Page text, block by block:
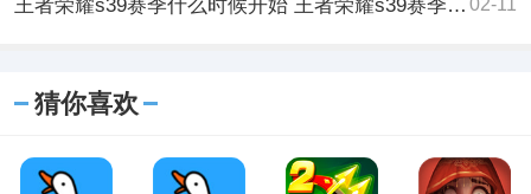
王者荣耀s39赛季什么时候开始 王者荣耀s39赛季更新时间介绍 02-11
猜你喜欢